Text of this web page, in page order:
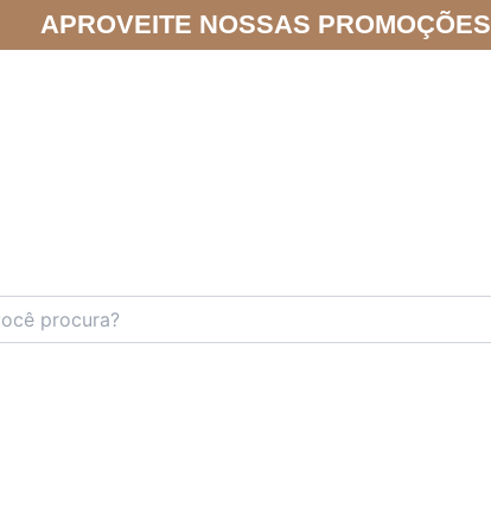
APROVEITE NOSSAS PROMOÇÕES